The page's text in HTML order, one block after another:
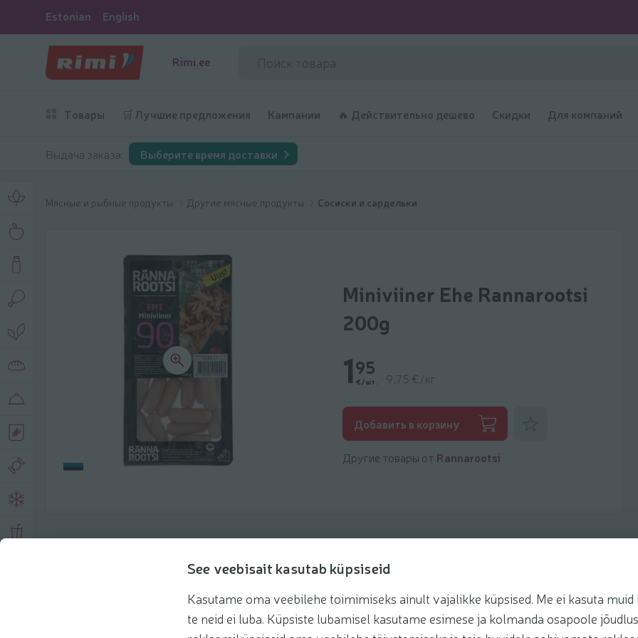
See veebisait kasutab küpsiseid
Kasutame oma veebilehe toimimiseks ainult vajalikke küpsised. Me ei kasuta muid
te neid ei luba. Küpsiste lubamisel kasutame esimese ja kolmanda osapoole
Estonian English
Rimi.ee
Товары 🛒 Лучшие предложения Кампании 🔥 Действительно дешево Скидки Для компаний
Выдача заказа: Выберите время доставки
Мясные и рыбные продукты Другие мясные продукты Cосиски и сардельки
Miniviiner Ehe Rannarootsi
200g
195
€/шт. 9,75 €/кг
Добавить в корзину
Другие товары от Rannarootsi
Рекомендации Рецепты